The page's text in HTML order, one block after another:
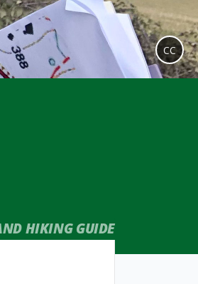
HIKING GUIDE
CC